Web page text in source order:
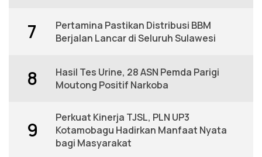
7
Pertamina Pastikan Distribusi BBM
Berjalan Lancar di Seluruh Sulawesi
8
Hasil Tes Urine, 28 ASN Pemda Parigi
Moutong Positif Narkoba
9
Perkuat Kinerja TJSL, PLN UP3
Kotamobagu Hadirkan Manfaat Nyata
bagi Masyarakat